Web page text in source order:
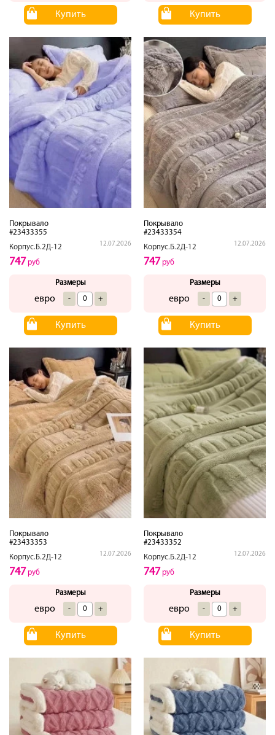
Купить Купить
Покрывало
#23433355
Корпус.Б.2Д-12
12.07.2026
747 руб
Размеры
евро - +
Купить
Покрывало
#23433354
Корпус.Б.2Д-12
12.07.2026
747 руб
Размеры
евро - +
Купить
Покрывало
#23433353
Корпус.Б.2Д-12
12.07.2026
747 руб
Размеры
евро - +
Купить
Покрывало
#23433352
Корпус.Б.2Д-12
12.07.2026
747 руб
Размеры
евро - +
Купить